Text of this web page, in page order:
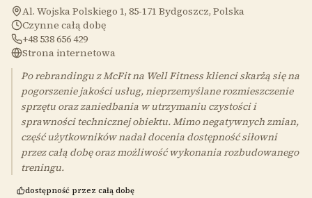
Al. Wojska Polskiego 1, 85-171 Bydgoszcz, Polska
Czynne całą dobę
+48 538 656 429
Strona internetowa
Po rebrandingu z McFit na Well Fitness klienci skarżą się na
pogorszenie jakości usług, nieprzemyślane rozmieszczenie
sprzętu oraz zaniedbania w utrzymaniu czystości i
sprawności technicznej obiektu. Mimo negatywnych zmian,
część użytkowników nadal docenia dostępność siłowni
przez całą dobę oraz możliwość wykonania rozbudowanego
treningu.
dostępność przez całą dobę